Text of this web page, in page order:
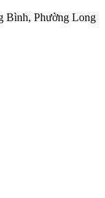
Bình, Phường Long